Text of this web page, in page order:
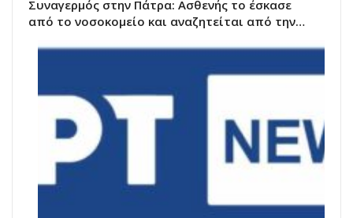
Συναγερμός στην Πάτρα: Ασθενής το έσκασε
από το νοσοκομείο και αναζητείται από την…